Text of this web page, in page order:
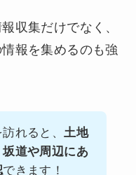
収集だけでなく、
報を集めるのも強
れると、土地
道や周辺にあ
できます！